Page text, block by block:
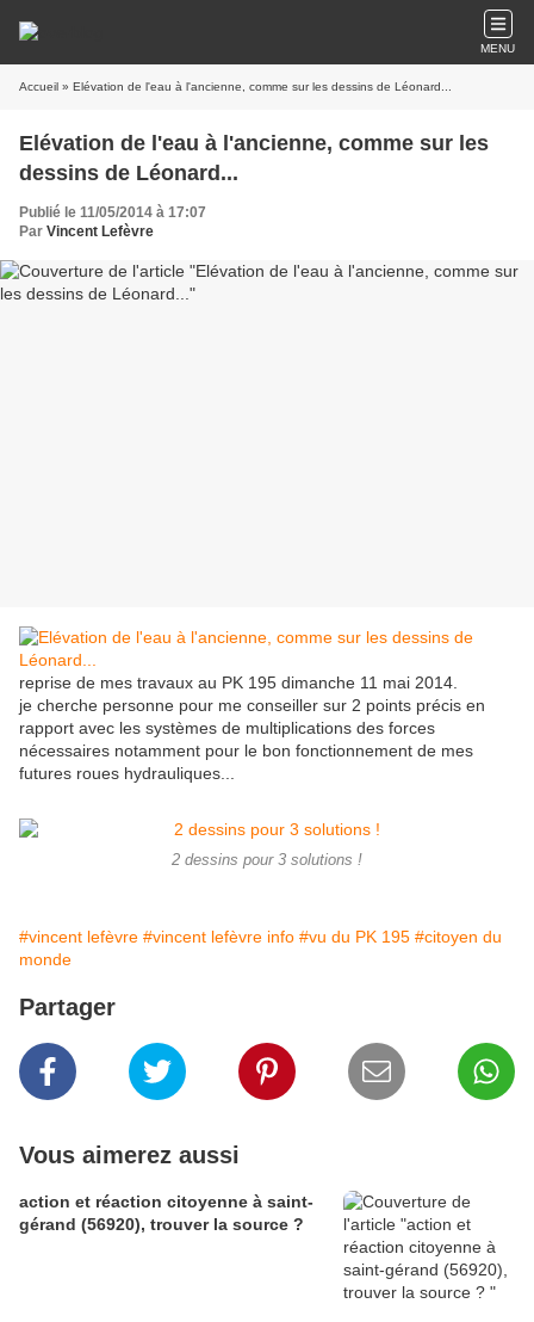
MENU
Accueil » Elévation de l'eau à l'ancienne, comme sur les dessins de Léonard...
Elévation de l'eau à l'ancienne, comme sur les
dessins de Léonard...
Publié le 11/05/2014 à 17:07
Par Vincent Lefèvre
reprise de mes travaux au PK 195 dimanche 11 mai 2014.
je cherche personne pour me conseiller sur 2 points précis en
rapport avec les systèmes de multiplications des forces
nécessaires notamment pour le bon fonctionnement de mes
futures roues hydrauliques...
2 dessins pour 3 solutions !
#vincent lefèvre #vincent lefèvre info #vu du PK 195 #citoyen du
monde
Partager
Vous aimerez aussi
action et réaction citoyenne à saint-
gérand (56920), trouver la source ?